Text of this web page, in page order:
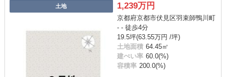
土地 1,239万円
京都府京都市伏見区羽束師鴨川町
- - 徒歩4分
19.5坪(63.55万円 /坪)
土地面積 64.45㎡
建ぺい率 60.0(%)
容積率 200.0(%)